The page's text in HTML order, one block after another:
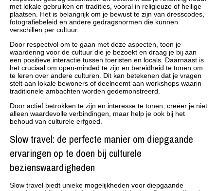
met lokale gebruiken en tradities, vooral in religieuze of heilige
plaatsen. Het is belangrijk om je bewust te zijn van dresscodes,
fotografiebeleid en andere gedragsnormen die kunnen
verschillen per cultuur.
Door respectvol om te gaan met deze aspecten, toon je
waardering voor de cultuur die je bezoekt en draag je bij aan
een positieve interactie tussen toeristen en locals. Daarnaast is
het cruciaal om open-minded te zijn en bereidheid te tonen om
te leren over andere culturen. Dit kan betekenen dat je vragen
stelt aan lokale bewoners of deelneemt aan workshops waarin
traditionele ambachten worden gedemonstreerd.
Door actief betrokken te zijn en interesse te tonen, creëer je niet
alleen waardevolle verbindingen, maar help je ook bij het
behoud van culturele erfgoed.
Slow travel: de perfecte manier om diepgaande
ervaringen op te doen bij culturele
bezienswaardigheden
Slow travel biedt unieke mogelijkheden voor diepgaande